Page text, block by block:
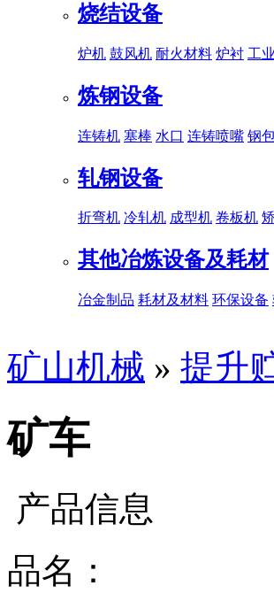
烧结设备
炉机 鼓风机 耐火材料 炉衬 工
炼钢设备
连铸机 塞棒 水口 连铸喷嘴 钢
轧钢设备
折弯机 冷轧机 成型机 卷板机
其他冶炼设备及耗材
冶金制品 耗材及材料 环保设备
矿山机械 » 提升
矿车
产品信息
品名：